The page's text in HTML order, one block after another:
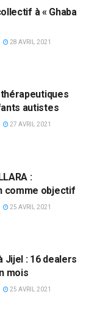
à « Ghaba
28 AVRIL 2021
autistes
27 AVRIL 2021
:
comme objectif
25 AVRIL 2021
Jijel : 16 dealers
mois
25 AVRIL 2021